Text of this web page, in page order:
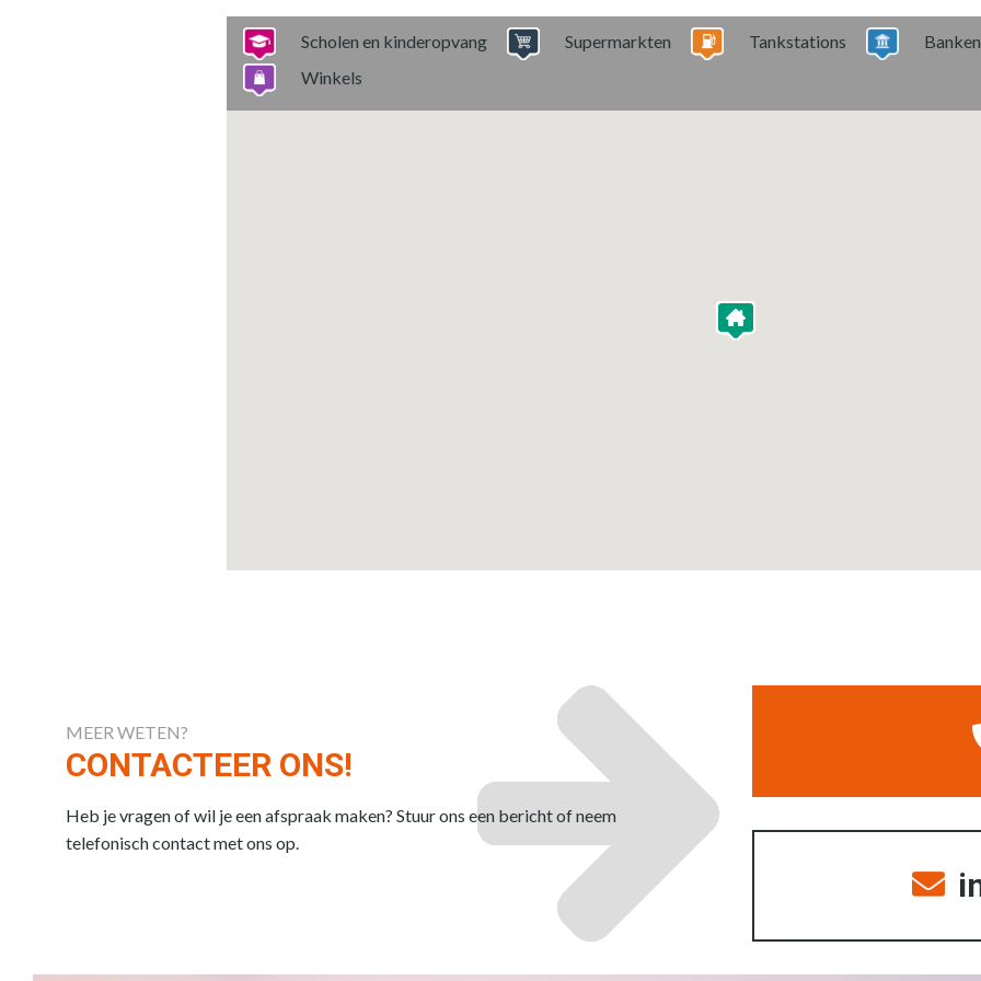
Scholen en kinderopvang Supermarkten Tankstations Banken
Winkels
MEER WETEN?
CONTACTEER ONS!
Heb je vragen of wil je een afspraak maken? Stuur ons een bericht of neem
telefonisch contact met ons op.